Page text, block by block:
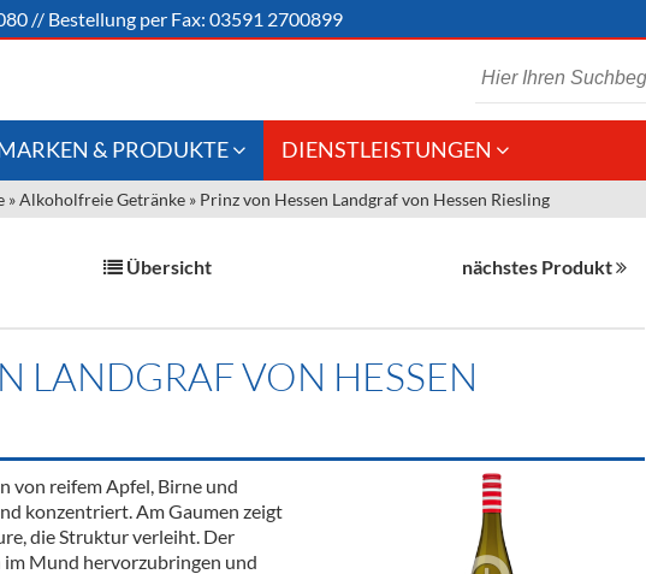
// Bestellung per Fax: 03591 2700899
&
Gastronomie
Großhandel
des
& PRODUKTE
& Schaumwein
& Küchenartikel
DIENSTLEISTUNGEN
Kommisionskauf &
»Alkoholfreie Getränke » Prinz von Hessen Landgraf von Hessen Riesling
Übersicht nächstes Produkt
LANDGRAF VON HESSEN
von reifem Apfel, Birne und
konzentriert. Am Gaumen zeigt
die Struktur verleiht. Der
Mund hervorzubringen und